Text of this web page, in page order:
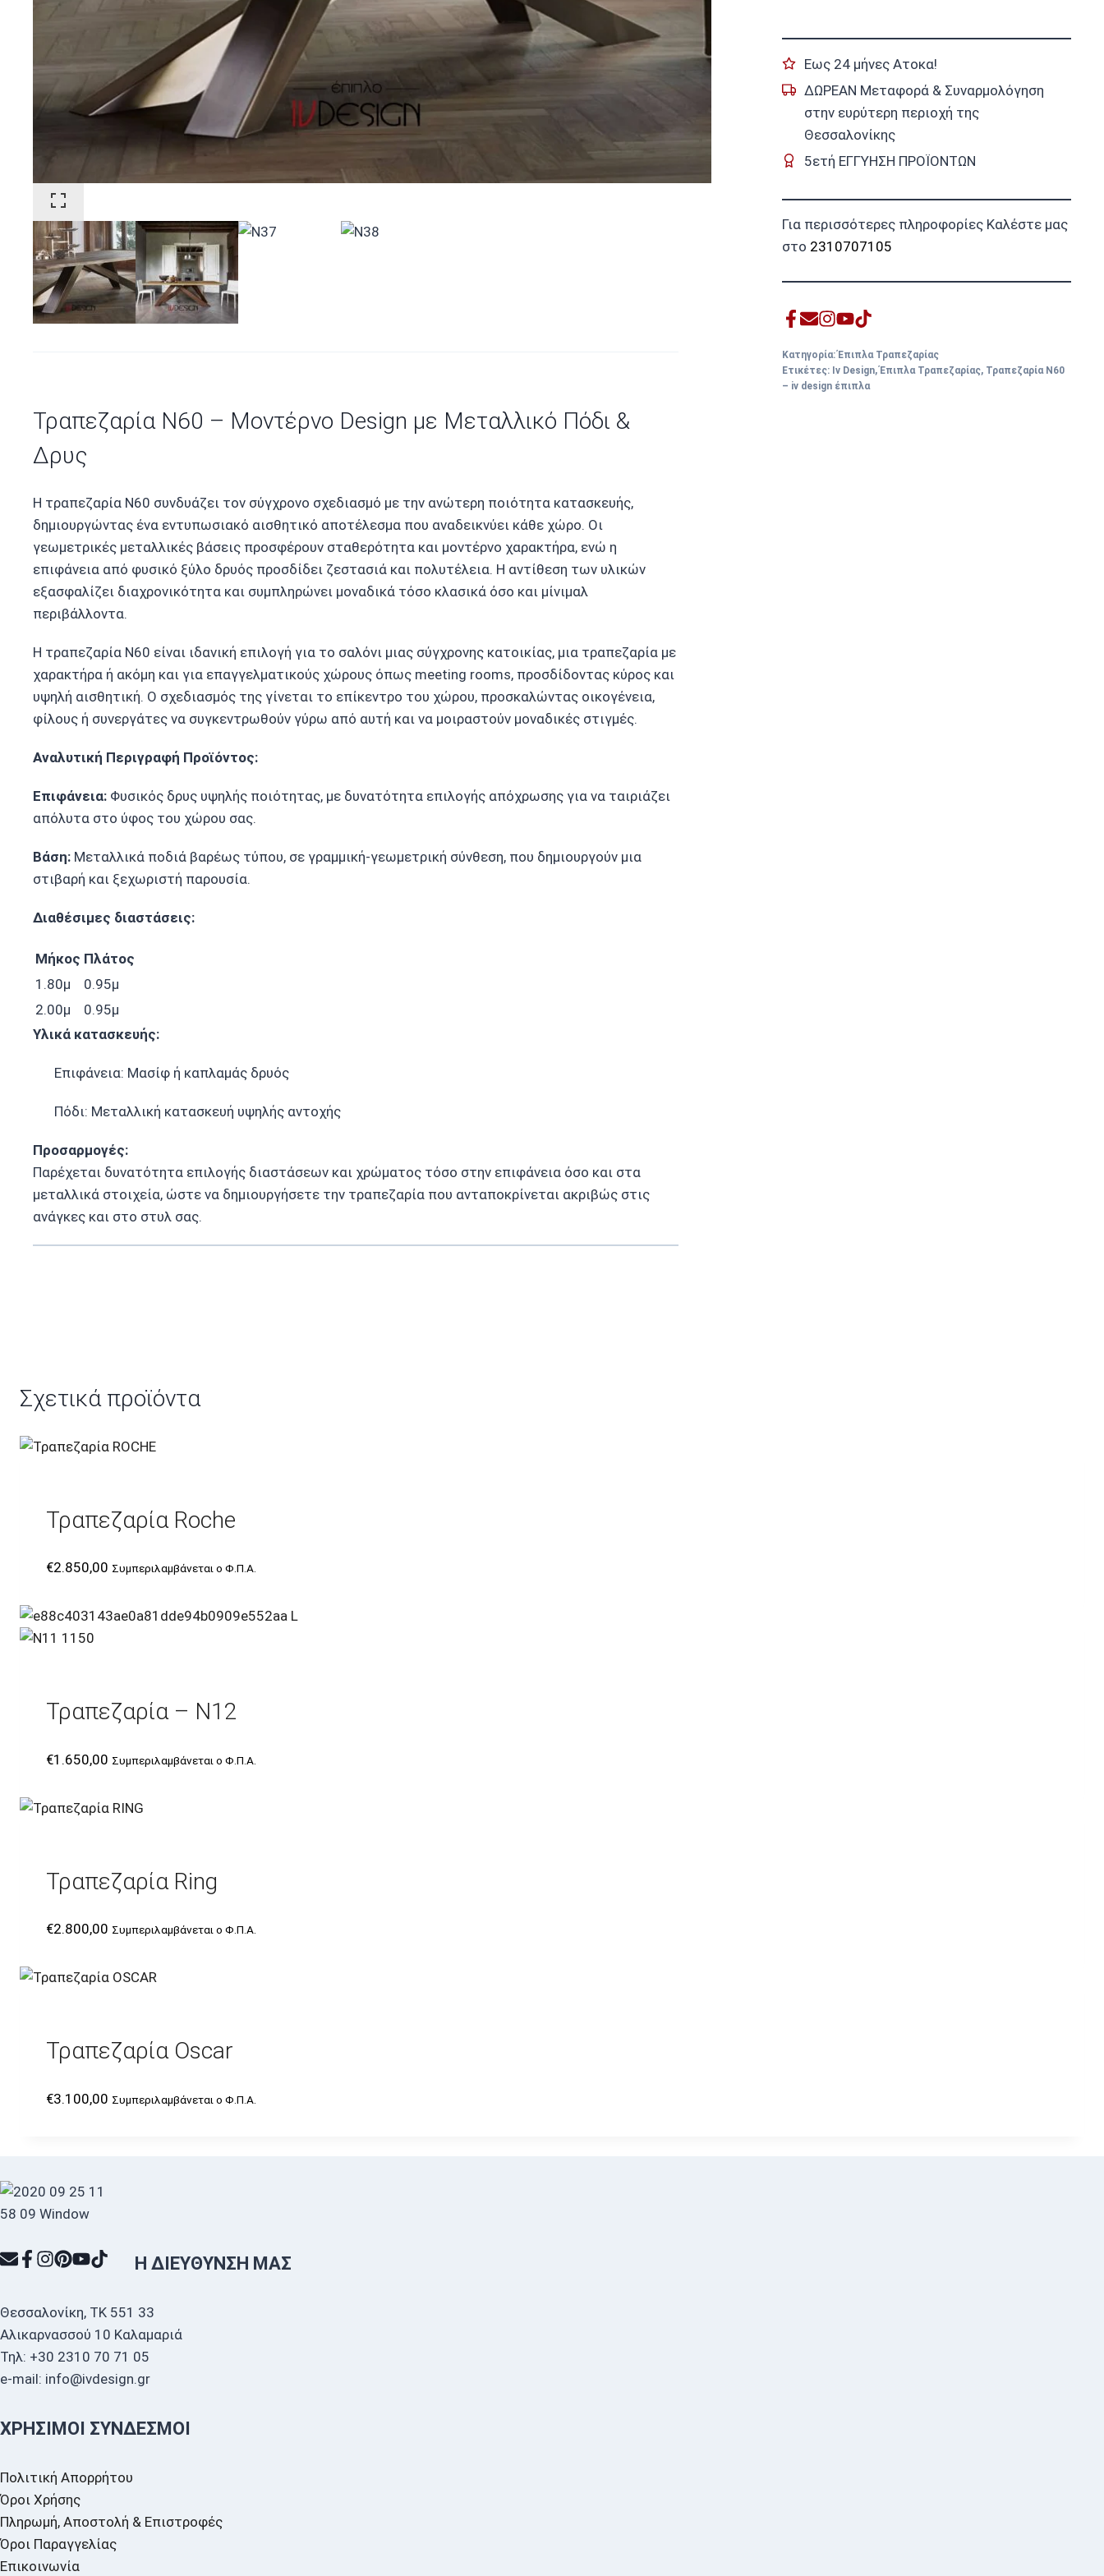
Τραπεζαρία N60 – Μοντέρνο Design με Μεταλλικό Πόδι &
Δρυς
Η τραπεζαρία N60 συνδυάζει τον σύγχρονο σχεδιασμό με την ανώτερη ποιότητα κατασκευής,
δημιουργώντας ένα εντυπωσιακό αισθητικό αποτέλεσμα που αναδεικνύει κάθε χώρο. Οι
γεωμετρικές μεταλλικές βάσεις προσφέρουν σταθερότητα και μοντέρνο χαρακτήρα, ενώ η
επιφάνεια από φυσικό ξύλο δρυός προσδίδει ζεστασιά και πολυτέλεια. Η αντίθεση των υλικών
εξασφαλίζει διαχρονικότητα και συμπληρώνει μοναδικά τόσο κλασικά όσο και μίνιμαλ
περιβάλλοντα.
Η τραπεζαρία N60 είναι ιδανική επιλογή για το σαλόνι μιας σύγχρονης κατοικίας, μια τραπεζαρία με
χαρακτήρα ή ακόμη και για επαγγελματικούς χώρους όπως meeting rooms, προσδίδοντας κύρος και
υψηλή αισθητική. Ο σχεδιασμός της γίνεται το επίκεντρο του χώρου, προσκαλώντας οικογένεια,
φίλους ή συνεργάτες να συγκεντρωθούν γύρω από αυτή και να μοιραστούν μοναδικές στιγμές.
Αναλυτική Περιγραφή Προϊόντος:
Επιφάνεια: Φυσικός δρυς υψηλής ποιότητας, με δυνατότητα επιλογής απόχρωσης για να ταιριάζει
απόλυτα στο ύφος του χώρου σας.
Βάση: Μεταλλικά ποδιά βαρέως τύπου, σε γραμμική-γεωμετρική σύνθεση, που δημιουργούν μια
στιβαρή και ξεχωριστή παρουσία.
Διαθέσιμες διαστάσεις:
Μήκος Πλάτος
1.80μ
0.95μ
2.00μ
0.95μ
Υλικά κατασκευής:
Επιφάνεια: Μασίφ ή καπλαμάς δρυός
Πόδι: Μεταλλική κατασκευή υψηλής αντοχής
Προσαρμογές:
Παρέχεται δυνατότητα επιλογής διαστάσεων και χρώματος τόσο στην επιφάνεια όσο και στα
μεταλλικά στοιχεία, ώστε να δημιουργήσετε την τραπεζαρία που ανταποκρίνεται ακριβώς στις
ανάγκες και στο στυλ σας.
Εως 24 μήνες Ατοκα!
ΔΩΡΕΑΝ Μεταφορά & Συναρμολόγηση
στην ευρύτερη περιοχή της
Θεσσαλονίκης
5ετή ΕΓΓΥΗΣΗ ΠΡΟΪΟΝΤΩΝ
Για περισσότερες πληροφορίες Καλέστε μας
στο 2310707105
Κατηγορία:Έπιπλα Τραπεζαρίας
Ετικέτες: Iv Design,Έπιπλα Τραπεζαρίας, Τραπεζαρία Ν60
– iv design έπιπλα
Σχετικά προϊόντα
Τραπεζαρία Roche
€2.850,00 Συμπεριλαμβάνεται ο Φ.Π.Α.
Τραπεζαρία – N12
€1.650,00 Συμπεριλαμβάνεται ο Φ.Π.Α.
Τραπεζαρία Ring
€2.800,00 Συμπεριλαμβάνεται ο Φ.Π.Α.
Τραπεζαρία Oscar
€3.100,00 Συμπεριλαμβάνεται ο Φ.Π.Α.
Η ΔΙΕΎΘΥΝΣΗ ΜΑΣ
Θεσσαλονίκη, ΤΚ 551 33
Αλικαρνασσού 10 Καλαμαριά
Τηλ: +30 2310 70 71 05
e-mail: info@ivdesign.gr
ΧΡΉΣΙΜΟΙ ΣΎΝΔΕΣΜΟΙ
Πολιτική Απορρήτου
Όροι Χρήσης
Πληρωμή, Αποστολή & Επιστροφές
Όροι Παραγγελίας
Επικοινωνία